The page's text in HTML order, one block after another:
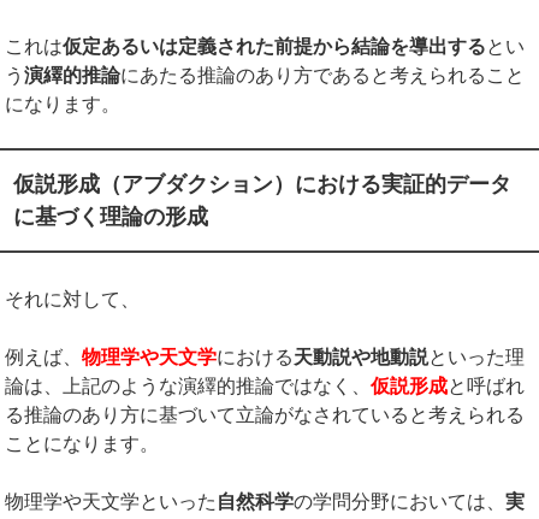
これは仮定あるいは定義された前提から結論を導出するとい
う演繹的推論にあたる推論のあり方であると考えられること
になります。
仮説形成（アブダクション）における実証的データ
に基づく理論の形成
それに対して、
例えば、物理学や天文学における天動説や地動説といった理
論は、上記のような演繹的推論ではなく、仮説形成と呼ばれ
る推論のあり方に基づいて立論がなされていると考えられる
ことになります。
物理学や天文学といった 自然科学の学問分野においては、実